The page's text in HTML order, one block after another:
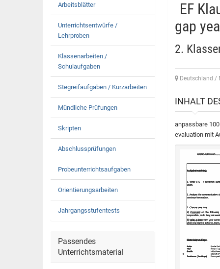
Arbeitsblätter
Unterrichtsentwürfe /
Lehrproben
Klassenarbeiten /
Schulaufgaben
Stegreifaufgaben / Kurzarbeiten
Mündliche Prüfungen
Skripten
Abschlussprüfungen
Probeunterrichtsaufgaben
Orientierungsarbeiten
Jahrgangsstufentests
Passendes
Unterrichtsmaterial
EF
gap
2.
Deutschland /
INHALT
anpassbare
evaluation mit